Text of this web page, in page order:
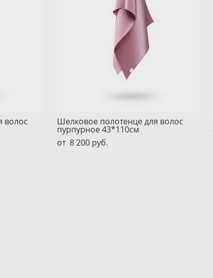
волос Шелковое полотенце для волос
пурпурное 43*110см
от 8 200 pуб.